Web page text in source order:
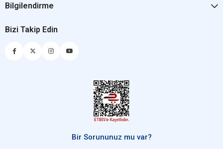
Bilgilendirme
Bizi Takip Edin
Bir Sorununuz mu var?